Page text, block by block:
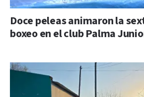
Doce peleas animaron la
boxeo en el club Palma